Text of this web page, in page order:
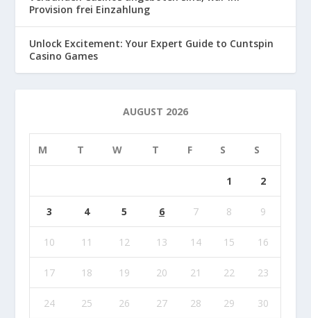
Provision frei Einzahlung
Unlock Excitement: Your Expert Guide to Cuntspin
Casino Games
AUGUST 2026
M T W T F S S
1 2
3 4 5 6 7 8 9
10 11 12 13 14 15 16
17 18 19 20 21 22 23
24 25 26 27 28 29 30